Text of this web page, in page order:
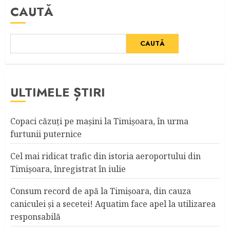
CAUTĂ
CAUTĂ
ULTIMELE ȘTIRI
Copaci căzuţi pe maşini la Timişoara, în urma
furtunii puternice
Cel mai ridicat trafic din istoria aeroportului din
Timişoara, înregistrat în iulie
Consum record de apă la Timişoara, din cauza
caniculei şi a secetei! Aquatim face apel la utilizarea
responsabilă